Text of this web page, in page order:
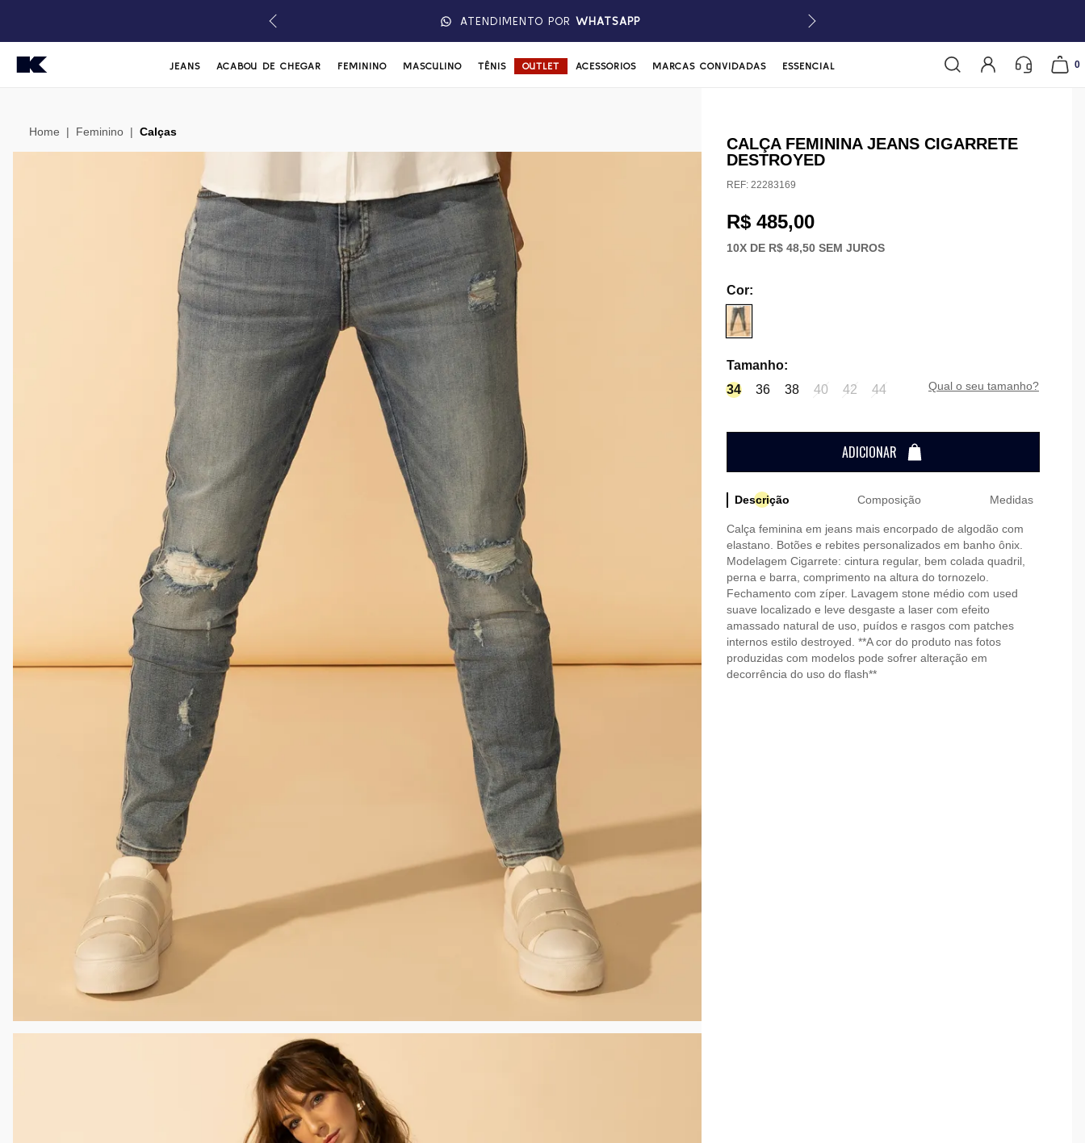
ATENDIMENTO POR WHATSAPP
JEANS ACABOU DE CHEGAR FEMININO MASCULINO TÊNIS OUTLET ACESSÓRIOS MARCAS CONVIDADAS ESSENCIAL 0
Home | Feminino | Calças
CALÇA FEMININA JEANS CIGARRETE
DESTROYED
REF: 22283169
R$ 485,00
10X DE R$ 48,50SEM JUROS
Cor:
Tamanho:
34
36 38 40 42 44 qual o seu tamanho?
ADICIONAR
Descrição Composição Medidas
Calça feminina em jeans mais encorpado de algodão com
elastano. Botões e rebites personalizados em banho ônix.
Modelagem Cigarrete: cintura regular, bem colada quadril,
perna e barra, comprimento na altura do tornozelo.
Fechamento com zíper. Lavagem stone médio com used
suave localizado e leve desgaste a laser com efeito
amassado natural de uso, puídos e rasgos com patches
internos estilo destroyed. **A cor do produto nas fotos
produzidas com modelos pode sofrer alteração em
decorrência do uso do flash**